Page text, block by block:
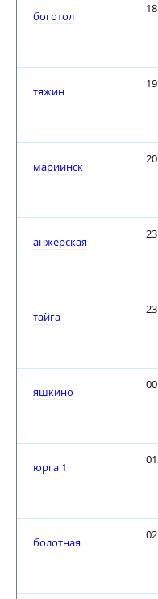
боготол
тяжин
мариинск
анжерская
тайга
яшкино
юрга 1
болотная